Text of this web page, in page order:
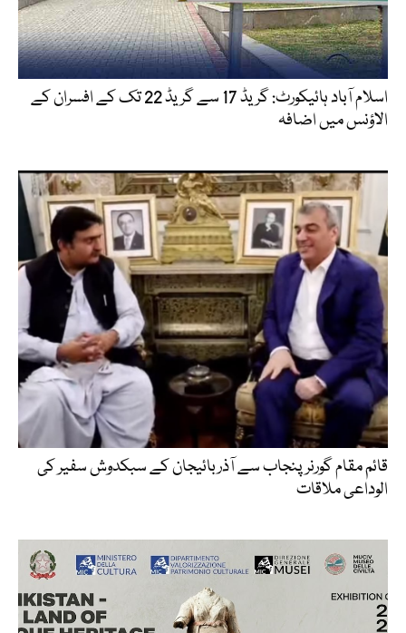
اسلام آباد ہائیکورٹ: گریڈ 17 سے گریڈ 22 تک کے افسران کے
الاؤنس میں اضافہ
قائم مقام گورنر پنجاب سے آذربائیجان کے سبکدوش سفیر کی
الوداعی ملاقات